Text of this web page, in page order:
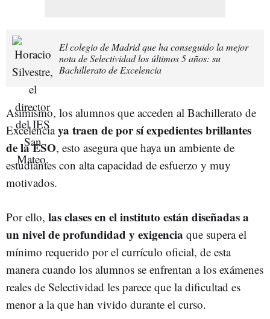
El colegio de Madrid que ha conseguido la mejor
nota de Selectividad los últimos 5 años: su
Bachillerato de Excelencia
Asimismo, los alumnos que acceden al Bachillerato de
Excelenciaya traen de por sí expedientes brillantes
de la ESO, esto asegura que haya un ambiente de
estudiantes con alta capacidad de esfuerzo y muy
motivados.
Por ello, las clases en el instituto están diseñadas a
un nivel de profundidad y exigencia que supera el
mínimo requerido por el currículo oficial, de esta
manera cuando los alumnos se enfrentan a los exámenes
reales de Selectividad les parece que la dificultad es
menor a la que han vivido durante el curso.